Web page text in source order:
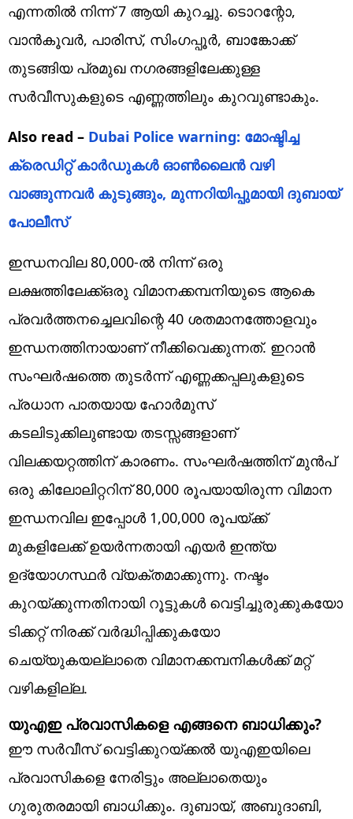
എന്നതിൽ നിന്ന് 7 ആയി കുറച്ചു. ടൊറന്റോ,
വാൻകൂവർ, പാരിസ്, സിംഗപ്പൂർ, ബാങ്കോക്ക്
തുടങ്ങിയ പ്രമുഖ നഗരങ്ങളിലേക്കുള്ള
സർവീസുകളുടെ എണ്ണത്തിലും കുറവുണ്ടാകും.
Also read – Dubai Police warning: മോഷ്ടിച്ച
ക്രെഡിറ്റ് കാർഡുകൾ ഓൺലൈൻ വഴി
വാങ്ങുന്നവർ കുടുങ്ങും, മുന്നറിയിപ്പുമായി ദുബായ്
പോലീസ്
ഇന്ധനവില 80,000-ൽ നിന്ന് ഒരു
ലക്ഷത്തിലേക്ക്ഒരു വിമാനക്കമ്പനിയുടെ ആകെ
പ്രവർത്തനച്ചെലവിന്റെ 40 ശതമാനത്തോളവും
ഇന്ധനത്തിനായാണ് നീക്കിവെക്കുന്നത്. ഇറാൻ
സംഘർഷത്തെ തുടർന്ന് എണ്ണക്കപ്പലുകളുടെ
പ്രധാന പാതയായ ഹോർമുസ്
കടലിടുക്കിലുണ്ടായ തടസ്സങ്ങളാണ്
വിലക്കയറ്റത്തിന് കാരണം. സംഘർഷത്തിന് മുൻപ്
ഒരു കിലോലിറ്ററിന് 80,000 രൂപയായിരുന്ന വിമാന
ഇന്ധനവില ഇപ്പോൾ 1,00,000 രൂപയ്ക്ക്
മുകളിലേക്ക് ഉയർന്നതായി എയർ ഇന്ത്യ
ഉദ്യോഗസ്ഥർ വ്യക്തമാക്കുന്നു. നഷ്ടം
കുറയ്ക്കുന്നതിനായി റൂട്ടുകൾ വെട്ടിച്ചുരുക്കുകയോ
ടിക്കറ്റ് നിരക്ക് വർദ്ധിപ്പിക്കുകയോ
ചെയ്യുകയല്ലാതെ വിമാനക്കമ്പനികൾക്ക് മറ്റ്
വഴികളില്ല.
യുഎഇ പ്രവാസികളെ എങ്ങനെ ബാധിക്കും?
ഈ സർവീസ് വെട്ടിക്കുറയ്ക്കൽ യുഎഇയിലെ
പ്രവാസികളെ നേരിട്ടും അല്ലാതെയും
ഗുരുതരമായി ബാധിക്കും. ദുബായ്, അബുദാബി,